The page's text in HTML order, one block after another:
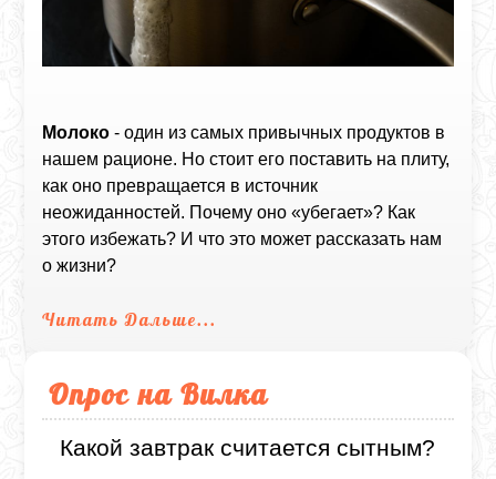
Молоко - один из самых привычных продуктов в
нашем рационе. Но стоит его поставить на плиту,
как оно превращается в источник
неожиданностей. Почему оно «убегает»? Как
этого избежать? И что это может рассказать нам
о жизни?
Читать Дальше...
Опрос на Вилка
Какой завтрак считается сытным?